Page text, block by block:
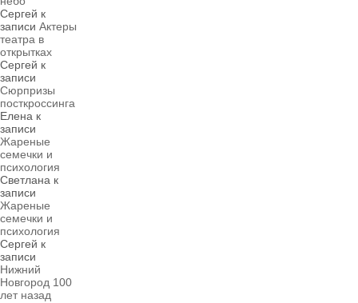
Сергей к
записи Актеры
театра в
открытках
Сергей к
записи
Сюрпризы
посткроссинга
Елена к
записи
Жареные
семечки и
психология
Светлана к
записи
Жареные
семечки и
психология
Сергей к
записи
Нижний
Новгород 100
лет назад